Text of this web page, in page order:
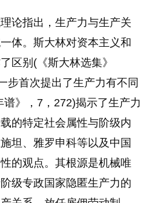
论指出，生产力与生产关
体。斯大林对资本主义和
区别(《斯大林选集》
步首次提出了生产力有不同
》，7，272)揭示了生产力
的特定社会属性与阶级内
坦、雅罗申科等以及中国
的观点。其根源是机械唯
级专政国家隐匿生产力的